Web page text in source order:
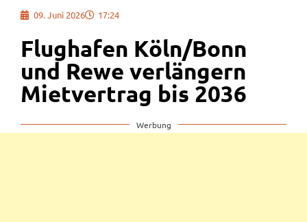
09. Juni 2026 17:24
Flughafen Köln/Bonn
und Rewe verlängern
Mietvertrag bis 2036
Werbung